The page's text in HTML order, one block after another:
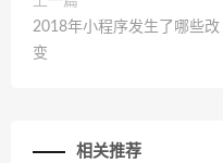
2018年小程序发生了哪些改
变
相关推荐